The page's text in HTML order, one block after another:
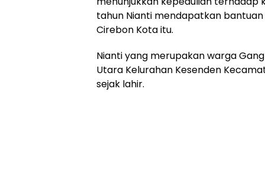
tahun Nianti mendapatkan
Cirebon Kota itu.
Nianti yang merupakan warga Gang
Utara Kelurahan Kesenden
sejak lahir.